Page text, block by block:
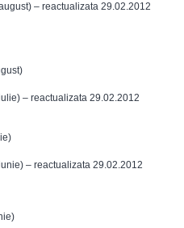
– reactualizata 29.02.2012
– reactualizata 29.02.2012
– reactualizata 29.02.2012